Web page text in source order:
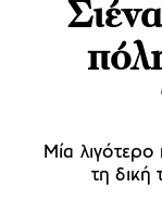
Μία
τη δική